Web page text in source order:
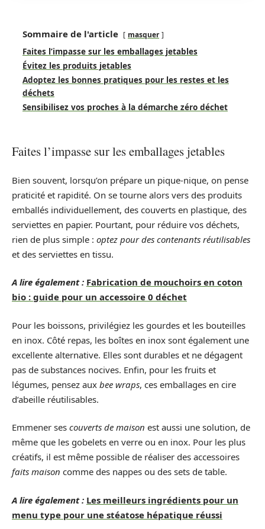
Sommaire de l'article masquer
Faites l’impasse sur les emballages jetables
Évitez les produits jetables
Adoptez les bonnes pratiques pour les restes et les
déchets
Sensibilisez vos proches à la démarche zéro déchet
Faites l’impasse sur les emballages jetables
Bien souvent, lorsqu’on prépare un pique-nique, on pense
praticité et rapidité. On se tourne alors vers des produits
emballés individuellement, des couverts en plastique, des
serviettes en papier. Pourtant, pour réduire vos déchets,
rien de plus simple : optez pour des contenants réutilisables
et des serviettes en tissu.
A lire également : Fabrication de mouchoirs en coton
bio : guide pour un accessoire 0 déchet
Pour les boissons, privilégiez les gourdes et les bouteilles
en inox. Côté repas, les boîtes en inox sont également une
excellente alternative. Elles sont durables et ne dégagent
pas de substances nocives. Enfin, pour les fruits et
légumes, pensez aux bee wraps, ces emballages en cire
d’abeille réutilisables.
Emmener ses couverts de maison est aussi une solution, de
même que les gobelets en verre ou en inox. Pour les plus
créatifs, il est même possible de réaliser des accessoires
faits maison comme des nappes ou des sets de table.
A lire également : Les meilleurs ingrédients pour un
menu type pour une stéatose hépatique réussi